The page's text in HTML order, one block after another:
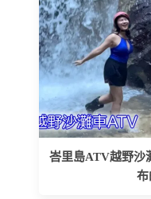
峇里島ATV越野沙
布